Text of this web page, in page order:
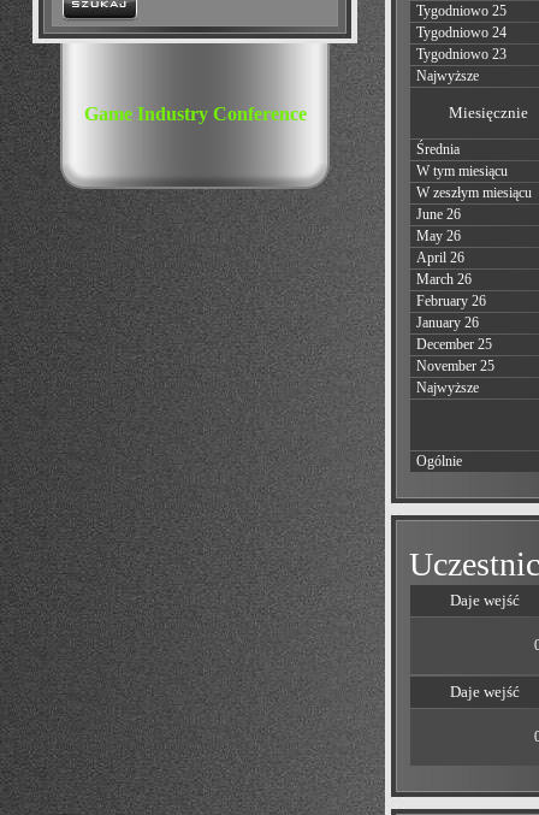
Game Industry Conference
Tygodniowo 25
Tygodniowo 24
Tygodniowo 23
Najwyższe
Miesięcznie
Średnia
W tym miesiącu
W zeszłym miesiącu
June 26
May 26
April 26
March 26
February 26
January 26
December 25
November 25
Najwyższe
Ogólnie
Daje wejść
Daje wejść